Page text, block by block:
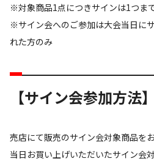
※対象商品1点につきサインは1つま
※サイン会へのご参加は大会当日に
れた方のみ
【サイン会参加方法】
売店にて販売のサイン会対象商品を
当日お買い上げいただいたサイン会